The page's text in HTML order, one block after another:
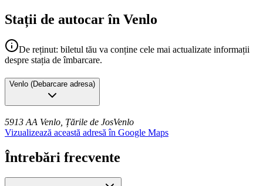
Stații de autocar în Venlo
De reținut: biletul tău va conține cele mai actualizate informații
despre stația de îmbarcare.
Venlo (Debarcare adresa)
5913 AA Venlo, Țările de JosVenlo
Vizualizează această adresă în Google Maps
Întrebări frecvente